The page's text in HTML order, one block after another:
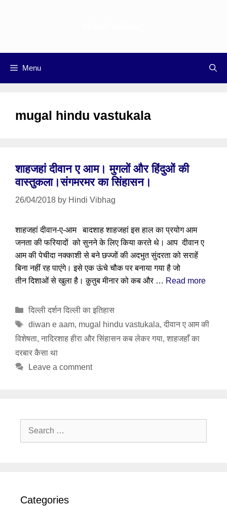
Menu
mugal hindu vastukala
शाहजहां दीवान ए आम। मुगलों और हिंदुओं की
वास्तुकला।संगमरमर का सिंहासन।
26/04/2018 by Hindi Vibhag
शाहजहां दीवान-ए-आम बादशाह शाहजहां इस हाल का प्रयोग आम
जनता की फरियादों को सुनने के लिए किया करते थे। आप दीवान ए
आम की पेचीदा नक्काशी से बने छज्जों की अदभुत सुंदरता को सराहें
बिना नहीं रह पाएंगे। इसे एक ऊंचे चौक पर बनाया गया है जो
तीन दिशाओं से खुला है। क़ुतुब मीनार को कब और … Read more
Categories
दिल्ली दर्शन दिल्ली का इतिहास
Tags
diwan e aam, mugal hindu vastukala, दीवान ए आम की
विशेषता, नादिरशाह हीरा और सिंहासन कब लेकर गया, शाहजहाँ का
दरबार कैसा था
Leave a comment
Search
Categories